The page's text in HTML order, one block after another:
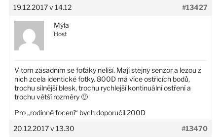
19.12.2017 v 14.12
#13427
Mýla
Host
V tom zásadním se foťáky neliší. Mají stejný senzor a lezou z
nich zcela identické fotky. 800D má více ostřicích bodů,
trochu silnější blesk, trochu rychlejší kontinuální ostření a
trochu větší rozměry 🙂
Pro „rodinné focení“ bych doporučil 200D
20.12.2017 v 13.30
#13470